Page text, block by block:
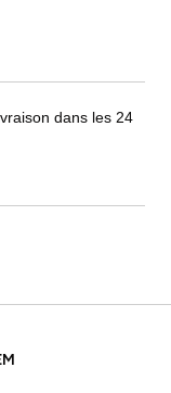
dans les 24